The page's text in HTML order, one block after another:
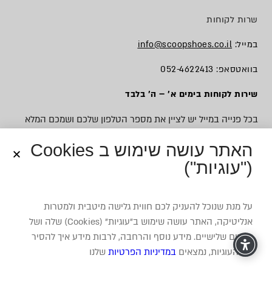
שרות לקוחות
במייל: info@scoopshoes.co.il
בוואטסאפ: 052-4622413
שירות לקוחות בימים א׳ – ה׳ בלבד
בכל פנייה במייל יש לציין את מספר הטלפון שלכם ושמכם המלא
משרד פרסום
האתר עושה שימוש ב Cookies
("עוגיות")
על מנת שנוכל להעניק לכם חווית גלישה מיטבית ולמטרות
אנליטיקה, האתר עושה שימוש ב”עוגיות” (Cookies) שלה ושל
צדדים שלישיים. מידע נוסף והרחבה, לרבות מידע איך להסיר
את העוגיות, נמצאיםבמדיניות הפרטיות שלנו